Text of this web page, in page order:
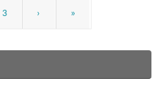
3 › »